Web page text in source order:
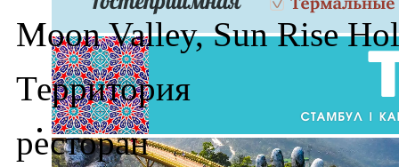
Moon Valley, Sun Rise
Территория
ресторан